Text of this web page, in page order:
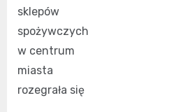
sklepów
spożywczych
w centrum
miasta
rozegrała się